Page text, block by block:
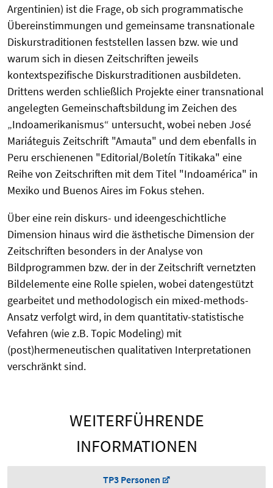
Argentinien) ist die Frage, ob sich programmatische
Übereinstimmungen und gemeinsame transnationale
Diskurstraditionen feststellen lassen bzw. wie und
warum sich in diesen Zeitschriften jeweils
kontextspezifische Diskurstraditionen ausbildeten.
Drittens werden schließlich Projekte einer transnational
angelegten Gemeinschaftsbildung im Zeichen des
„Indoamerikanismus“ untersucht, wobei neben José
Mariáteguis Zeitschrift "Amauta" und dem ebenfalls in
Peru erschienenen "Editorial/Boletín Titikaka" eine
Reihe von Zeitschriften mit dem Titel "Indoamérica" in
Mexiko und Buenos Aires im Fokus stehen.
Über eine rein diskurs- und ideengeschichtliche
Dimension hinaus wird die ästhetische Dimension der
Zeitschriften besonders in der Analyse von
Bildprogrammen bzw. der in der Zeitschrift vernetzten
Bildelemente eine Rolle spielen, wobei datengestützt
gearbeitet und methodologisch ein mixed-methods-
Ansatz verfolgt wird, in dem quantitativ-statistische
Vefahren (wie z.B. Topic Modeling) mit
(post)hermeneutischen qualitativen Interpretationen
verschränkt sind.
WEITERFÜHRENDE
INFORMATIONEN
TP3 Personen